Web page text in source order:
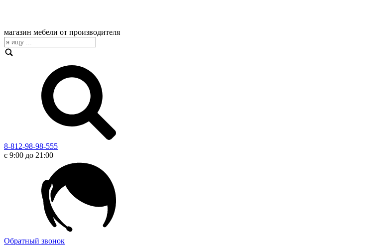
магазин мебели от производителя
8-812-98-98-555
с 9:00 до 21:00
Обратный звонок